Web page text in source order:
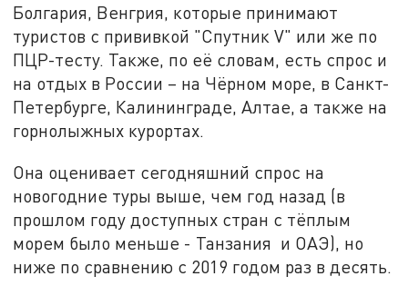
Болгария, Венгрия, которые принимают
туристов с прививкой "Спутник V" или же по
ПЦР-тесту. Также, по её словам, есть спрос и
на отдых в России – на Чёрном море, в Санкт-
Петербурге, Калининграде, Алтае, а также на
горнолыжных курортах.
Она оценивает сегодняшний спрос на
новогодние туры выше, чем год назад (в
прошлом году доступных стран с тёплым
морем было меньше - Танзания и ОАЭ), но
ниже по сравнению с 2019 годом раз в десять.